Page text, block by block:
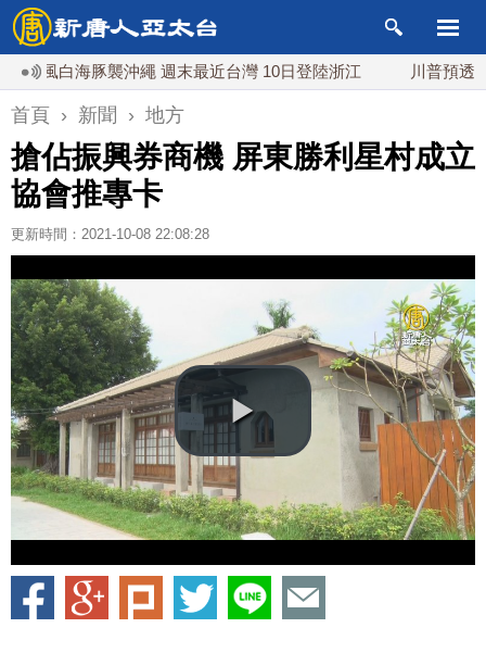
白海豚襲沖繩 週末最近台灣 10日登陸浙江 川普預透露美伊
首頁 › 新聞 › 地方
搶佔振興券商機 屏東勝利星村成立
協會推專卡
更新時間：2021-10-08 22:08:28